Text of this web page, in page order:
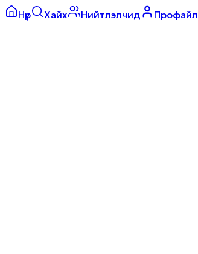
Нүүр Хайх Нийтлэлчид Профайл